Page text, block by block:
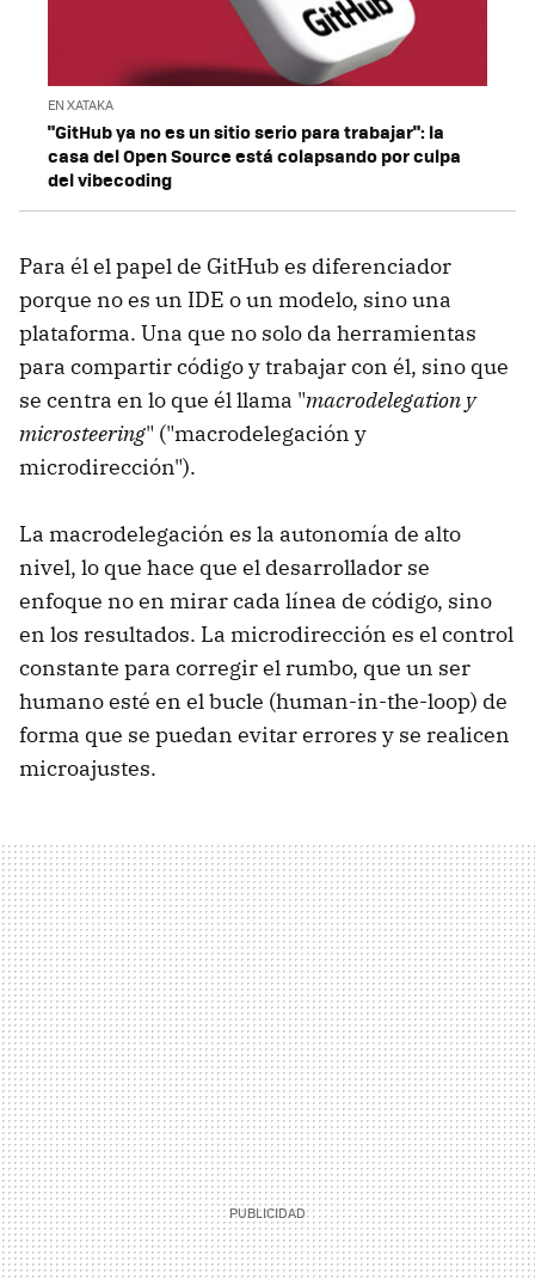
EN XATAKA
"GitHub ya no es un sitio serio para trabajar": la
casa del Open Source está colapsando por culpa
del vibecoding
Para él el papel de GitHub es diferenciador
porque no es un IDE o un modelo, sino una
plataforma. Una que no solo da herramientas
para compartir código y trabajar con él, sino que
se centra en lo que él llama "macrodelegation y
microsteering" ("macrodelegación y
microdirección").
La macrodelegación es la autonomía de alto
nivel, lo que hace que el desarrollador se
enfoque no en mirar cada línea de código, sino
en los resultados. La microdirección es el control
constante para corregir el rumbo, que un ser
humano esté en el bucle (human-in-the-loop) de
forma que se puedan evitar errores y se realicen
microajustes.